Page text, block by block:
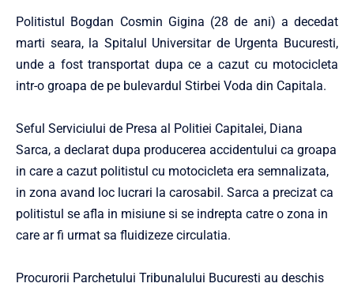
Politistul Bogdan Cosmin Gigina (28 de ani) a decedat
marti seara, la Spitalul Universitar de Urgenta Bucuresti,
unde a fost transportat dupa ce a cazut cu motocicleta
intr-o groapa de pe bulevardul Stirbei Voda din Capitala.
Seful Serviciului de Presa al Politiei Capitalei, Diana
Sarca, a declarat dupa producerea accidentului ca groapa
in care a cazut politistul cu motocicleta era semnalizata,
in zona avand loc lucrari la carosabil. Sarca a precizat ca
politistul se afla in misiune si se indrepta catre o zona in
care ar fi urmat sa fluidizeze circulatia.
Procurorii Parchetului Tribunalului Bucuresti au deschis